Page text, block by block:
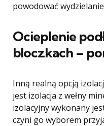
powodować
Ocieplenie
bloczkach –
Inną realną opcją
jest izolacja z wełny
izolacyjny wykonany
czyni go wyborem